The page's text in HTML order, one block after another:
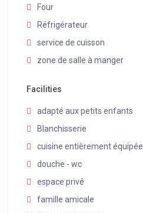
Four
Réfrigérateur
service de cuisson
zone de salle à manger
Facilities
adapté aux petits enfants
Blanchisserie
cuisine entièrement équipée
douche - wc
espace privé
famille amicale